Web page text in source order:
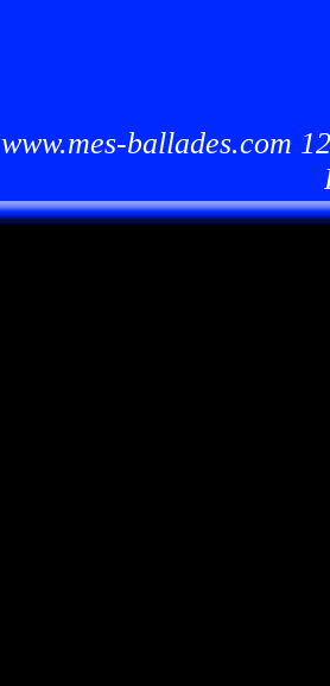
www.mes-ballades.com